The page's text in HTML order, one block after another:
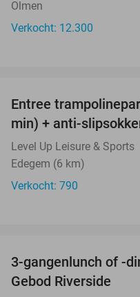
Olmen
Verkocht: 12.300
Entree
min) + anti-
Level Up Leisure & Sports
Edegem (6 km)
Verkocht: 790
3-gangenlunch of -
Gebod Riverside